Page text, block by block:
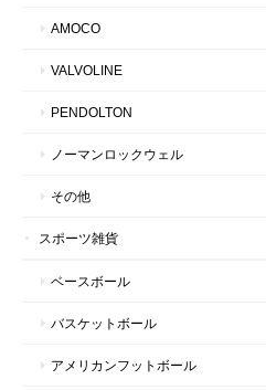
AMOCO
VALVOLINE
PENDOLTON
ノーマンロックウェル
その他
スポーツ雑貨
ベースボール
バスケットボール
アメリカンフットボール